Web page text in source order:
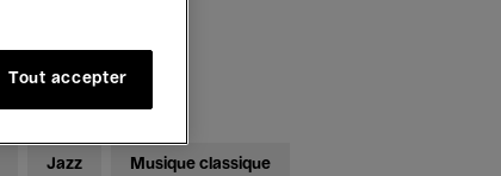
Jazz Musique classique
Tout accepter